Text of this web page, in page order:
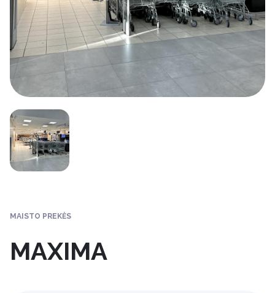
MAISTO PREKĖS
MAXIMA